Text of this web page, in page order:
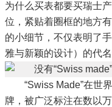
为什么买表都要买瑞士
位，紧贴着圈框的地方
的小细节，不仅表明了
雅与新颖的设计）的代名
“Swiss Made”在世
牌，被广泛标注在数以